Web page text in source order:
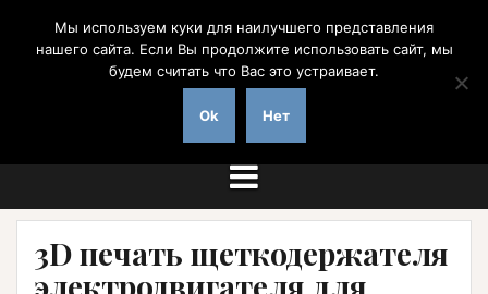
содержимому
на заказ с доставкой по России
3D печать щеткодержателя
электродвигателя для
Мы используем куки для наилучшего представления
нашего сайта. Если Вы продолжите использовать сайт, мы
будем считать что Вас это устраивает.
Ok Нет